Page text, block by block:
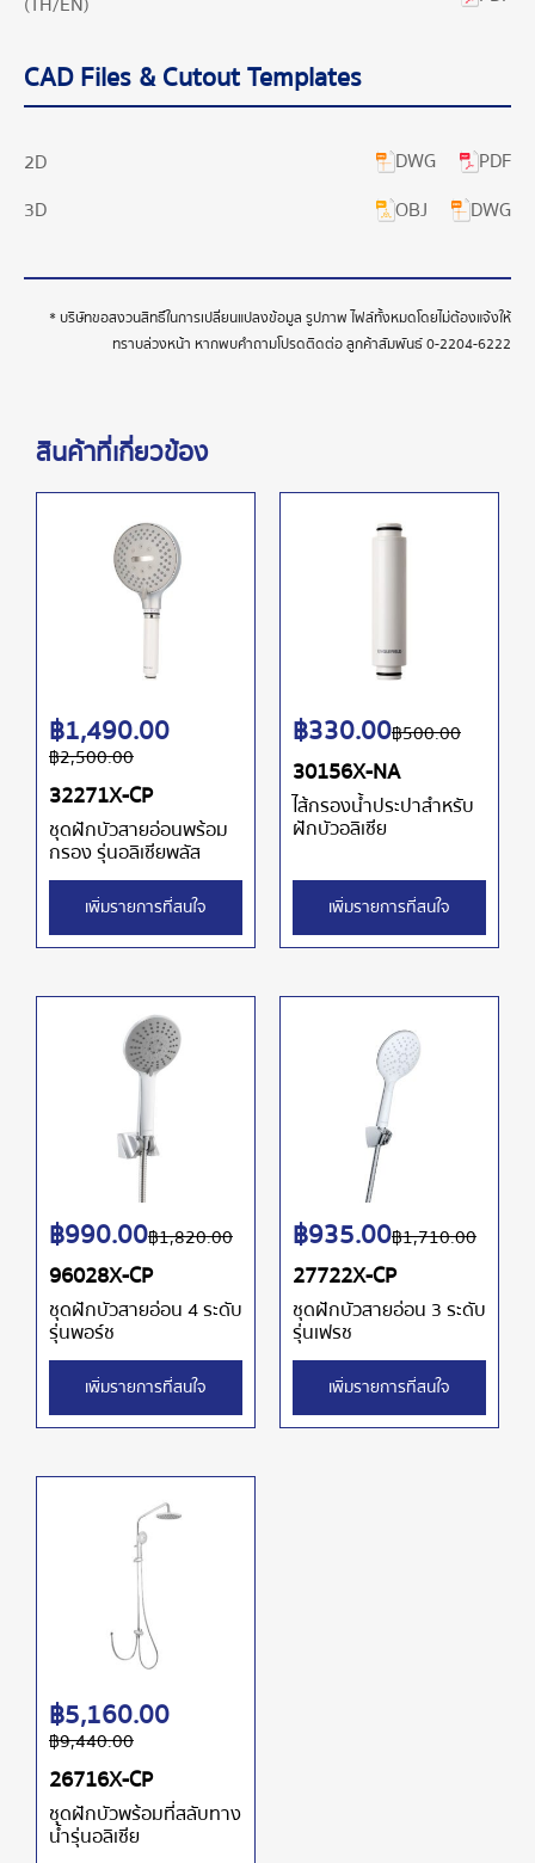
CAD Files & Cutout Templates
2D DWG
PDF
3D
OBJ DWG
* บริษัทขอสงวนสิทธิ์ในการเปลี่ยนแปลงข้อมูล รูปภาพ ไฟล์ทั้งหมดโดยไม่ต้องแจ้งให้
ทราบล่วงหน้า หากพบคำถามโปรดติดต่อ ลูกค้าสัมพันธ์0-2204-6222
สินค้าที่เกี่ยวข้อง
32271X-CP
ชุดฝักบัวสายอ่อนพร้อม
กรอง รุ่นอลิเซียพลัส
฿2,500.00
฿1,490.00
เพิ่มรายการที่สนใจ
30156X-NA
ไส้กรองน้ำประปาสำหรับ
ฝักบัวอลิเซีย
฿500.00
฿330.00
เพิ่มรายการที่สนใจ
96028X-CP
ชุดฝักบัวสายอ่อน 4 ระดับ
รุ่นพอร์ช
฿1,820.00
฿990.00
เพิ่มรายการที่สนใจ
27722X-CP
ชุดฝักบัวสายอ่อน 3 ระดับ
รุ่นเฟรช
฿1,710.00
฿935.00
เพิ่มรายการที่สนใจ
26716X-CP
ชุดฝักบัวพร้อมที่สลับทาง
น้ำรุ่นอลิเซีย
฿9,440.00
฿5,160.00